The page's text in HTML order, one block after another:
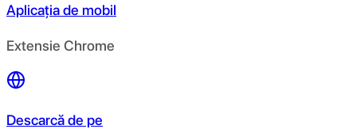
Aplicația de mobil
Extensie Chrome
Descarcă de pe